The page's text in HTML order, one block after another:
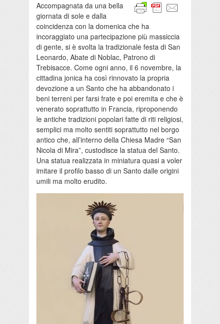
Accompagnata da una bella
giornata di sole e dalla
coincidenza con la domenica che ha
incoraggiato una partecipazione più massiccia
di gente, si è svolta la tradizionale festa di San
Leonardo, Abate di Noblac, Patrono di
Trebisacce. Come ogni anno, il 6 novembre, la
cittadina jonica ha così rinnovato la propria
devozione a un Santo che ha abbandonato i
beni terreni per farsi frate e poi eremita e che è
venerato soprattutto in Francia, riproponendo
le antiche tradizioni popolari fatte di riti religiosi,
semplici ma molto sentiti soprattutto nel borgo
antico che, all’interno della Chiesa Madre “San
Nicola di Mira”, custodisce la statua del Santo.
Una statua realizzata in miniatura quasi a voler
imitare il profilo basso di un Santo dalle origini
umili ma molto erudito.